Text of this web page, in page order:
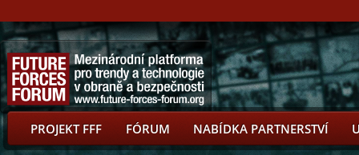
PROJEKT FFF FÓRUM NABÍDKA PARTNERSTVÍ